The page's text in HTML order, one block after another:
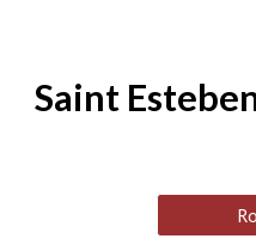
Saint